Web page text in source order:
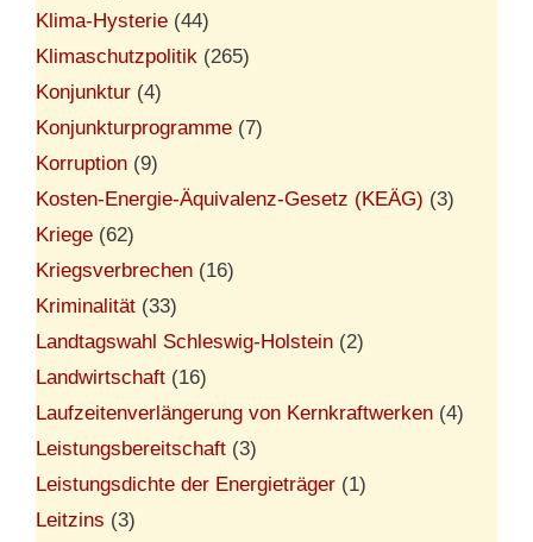
Klima-Hysterie (44)
Klimaschutzpolitik (265)
Konjunktur (4)
Konjunkturprogramme (7)
Korruption (9)
Kosten-Energie-Äquivalenz-Gesetz (KEÄG) (3)
Kriege (62)
Kriegsverbrechen (16)
Kriminalität (33)
Landtagswahl Schleswig-Holstein (2)
Landwirtschaft (16)
Laufzeitenverlängerung von Kernkraftwerken (4)
Leistungsbereitschaft (3)
Leistungsdichte der Energieträger (1)
Leitzins (3)